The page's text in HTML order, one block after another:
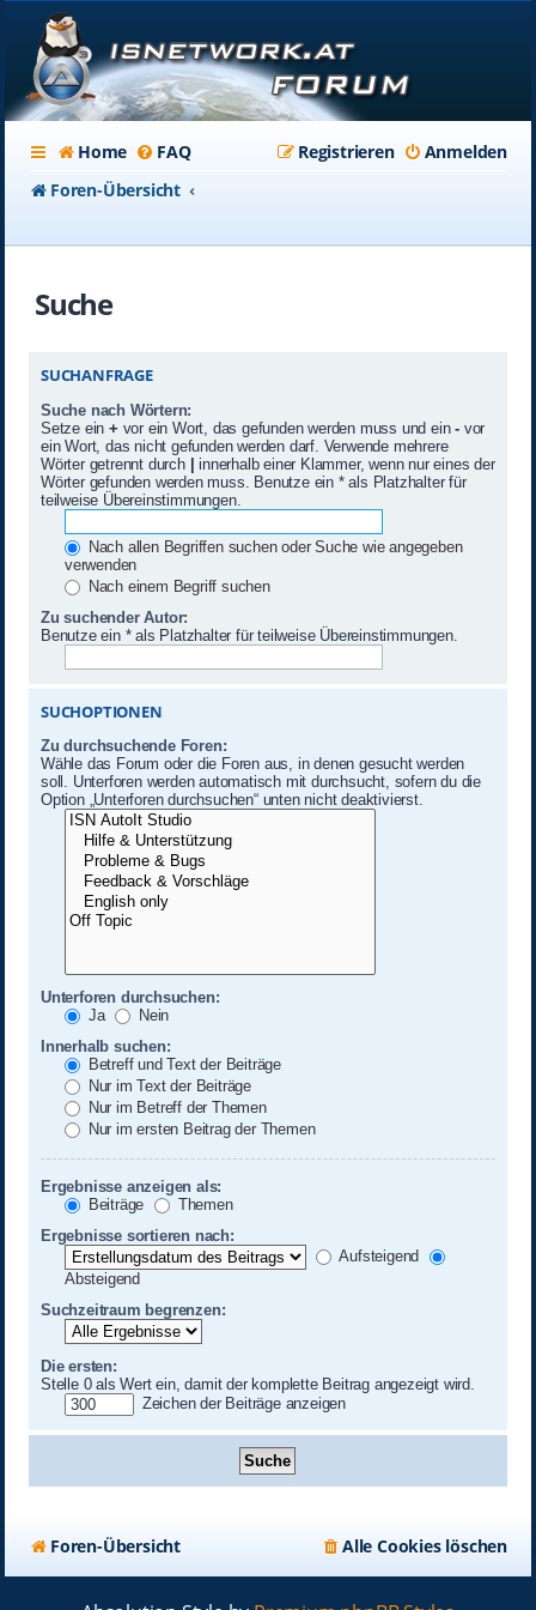
Home FAQ Anmelden
Registrieren
Foren-Übersicht
Suche
SUCHANFRAGE
Suche nach Wörtern:
Setze ein + vor ein Wort, das gefunden werden muss und ein-vor
ein Wort, das nicht gefunden werden darf. Verwende mehrere
Wörter getrennt durch | innerhalb einer Klammer, wenn nur eines der
Wörter gefunden werden muss. Benutze ein * als Platzhalter für
teilweise Übereinstimmungen.
Nach allen Begriffen suchen oder Suche wie angegeben
verwenden
Nach einem Begriff suchen
Zu suchender Autor:
Benutze ein * als Platzhalter für teilweise Übereinstimmungen.
SUCHOPTIONEN
Zu durchsuchende Foren:
Wähle das Forum oder die Foren aus, in denen gesucht werden
soll. Unterforen werden automatisch mit durchsucht, sofern du die
Option „Unterforen durchsuchen“ unten nicht deaktivierst.
Unterforen durchsuchen:
Ja
Nein
Innerhalb suchen:
Betreff und Text der Beiträge
Nur im Text der Beiträge
Nur im Betreff der Themen
Nur im ersten Beitrag der Themen
Ergebnisse anzeigen als:
Beiträge
Themen
Ergebnisse sortieren nach:
Aufsteigend
Absteigend
Suchzeitraum begrenzen:
Die ersten:
Stelle 0 als Wert ein, damit der komplette Beitrag angezeigt wird.
Zeichen der Beiträge anzeigen
Foren-Übersicht Alle Cookies löschen